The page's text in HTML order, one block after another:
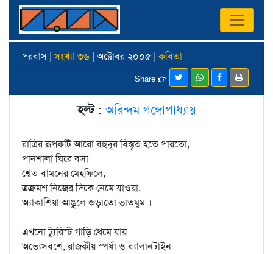
পরবাস |সংখ্যা ৩৬ | অক্টোবর ২০০৫ |কবিতা
Share
হল্ট:অরিন্দম গঙ্গোপাধ্যায়
রাত্রির রূপকটি আরো বহুদূর বিস্তৃত হতে পারতো,
পানশালা ঘিরে বসা
শ্বেত-বামনের মেহফিলে,
ত্রক্রমশ নিজের দিকে নেমে যাওয়া,
অ্যাকাশিয়া আঙুলে জড়াতো ভাতঘুম ।
এখনো ট্যুরিস্ট গাড়ি থেমে যায়
অভ্যেসবশে, রাজকীয় স্পর্ধা ও ব্যালানটাইন